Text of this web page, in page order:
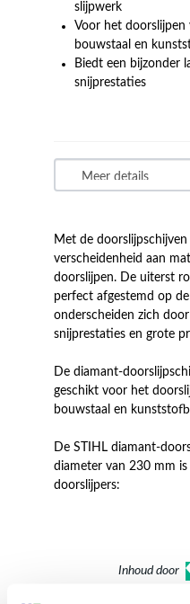
slijpwerk
Voor het doorslijpen
bouwstaal en
Biedt een bijzonder
snijprestaties
Met de
verscheidenheid aan
doorslijpen. De uiterst
perfect afgestemd op
onderscheiden zich
snijprestaties en grote
De diamant-
geschikt voor het
bouwstaal en
De STIHL diamant-
diameter van 230 mm
doorslijpers:
Inhoud door